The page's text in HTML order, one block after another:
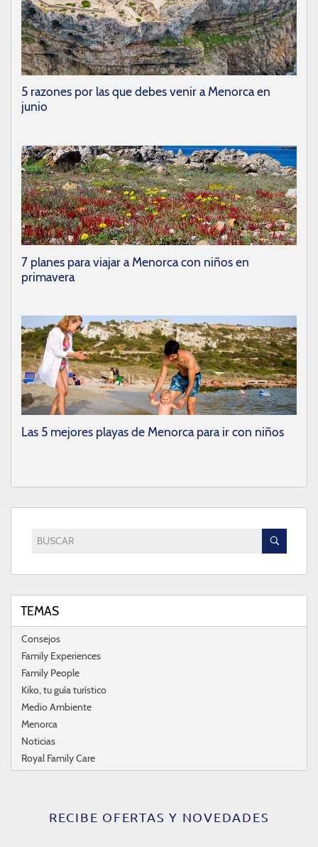
5 razones por las que debes venir a Menorca en
junio
7 planes para viajar a Menorca con niños en
primavera
Las 5 mejores playas de Menorca para ir con niños
BUSCAR
TEMAS
Consejos
Family Experiences
Family People
Kiko, tu guía turístico
Medio Ambiente
Menorca
Noticias
Royal Family Care
RECIBE OFERTAS Y NOVEDADES